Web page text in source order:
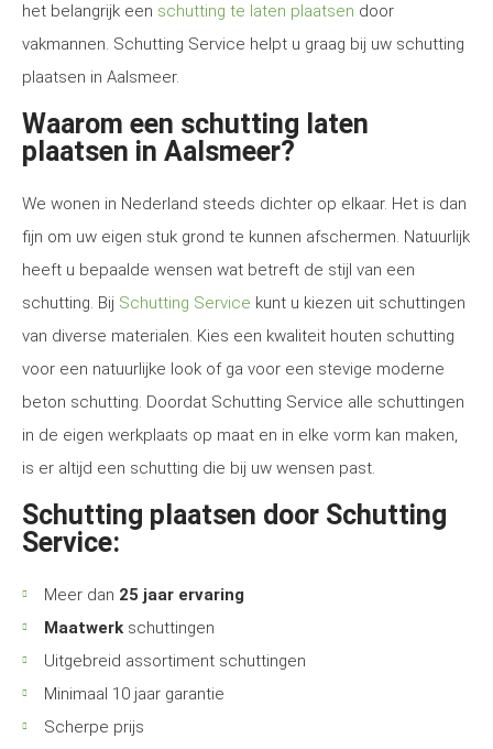
het belangrijk een schutting te laten plaatsen door
vakmannen. Schutting Service helpt u graag bij uw schutting
plaatsen in Aalsmeer.
Waarom een schutting laten
plaatsen in Aalsmeer?
We wonen in Nederland steeds dichter op elkaar. Het is dan
fijn om uw eigen stuk grond te kunnen afschermen. Natuurlijk
heeft u bepaalde wensen wat betreft de stijl van een
schutting. Bij Schutting Service kunt u kiezen uit schuttingen
van diverse materialen. Kies een kwaliteit houten schutting
voor een natuurlijke look of ga voor een stevige moderne
beton schutting. Doordat Schutting Service alle schuttingen
in de eigen werkplaats op maat en in elke vorm kan maken,
is er altijd een schutting die bij uw wensen past.
Schutting plaatsen door Schutting
Service:
Meer dan 25 jaar ervaring
Maatwerk schuttingen
Uitgebreid assortiment schuttingen
Minimaal 10 jaar garantie
Scherpe prijs